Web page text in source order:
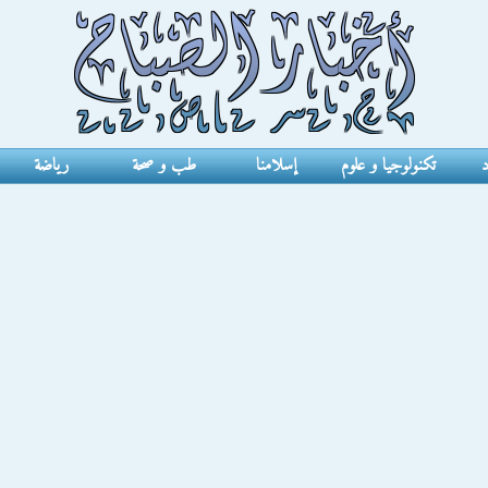
تكنولوجيا و علوم إسلامنا طب و صحة رياضة